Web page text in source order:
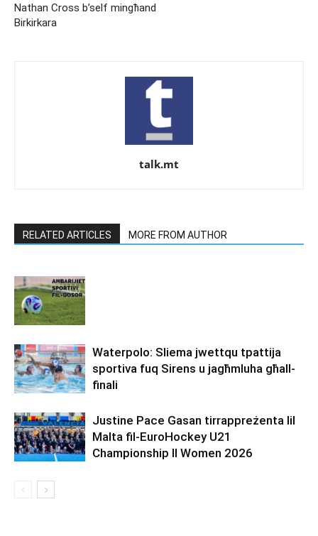
Nathan Cross b’self mingħand
Birkirkara
talk.mt
RELATED ARTICLES MORE FROM AUTHOR
Waterpolo: Sliema jwettqu tpattija
sportiva fuq Sirens u jagħmluha għall-
finali
Justine Pace Gasan tirrappreżenta lil
Malta fil-EuroHockey U21
Championship II Women 2026